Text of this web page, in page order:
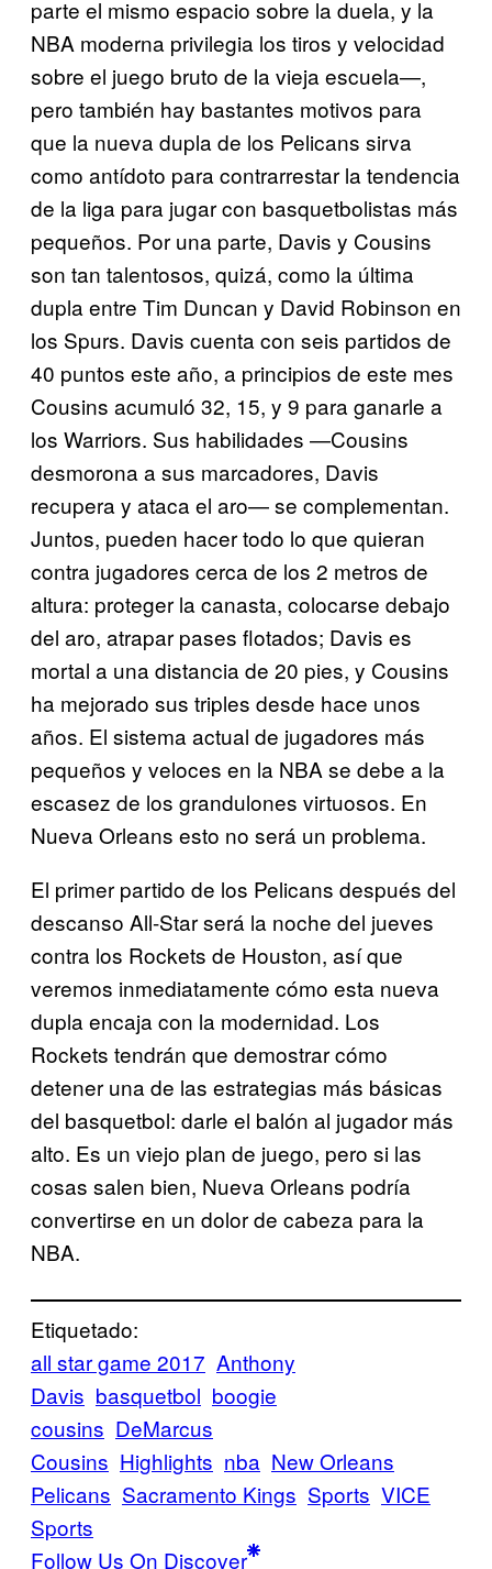
parte el mismo espacio sobre la duela, y la
NBA moderna privilegia los tiros y velocidad
sobre el juego bruto de la vieja escuela—,
pero también hay bastantes motivos para
que la nueva dupla de los Pelicans sirva
como antídoto para contrarrestar la tendencia
de la liga para jugar con basquetbolistas más
pequeños. Por una parte, Davis y Cousins
son tan talentosos, quizá, como la última
dupla entre Tim Duncan y David Robinson en
los Spurs. Davis cuenta con seis partidos de
40 puntos este año, a principios de este mes
Cousins acumuló 32, 15, y 9 para ganarle a
los Warriors. Sus habilidades —Cousins
desmorona a sus marcadores, Davis
recupera y ataca el aro— se complementan.
Juntos, pueden hacer todo lo que quieran
contra jugadores cerca de los 2 metros de
altura: proteger la canasta, colocarse debajo
del aro, atrapar pases flotados; Davis es
mortal a una distancia de 20 pies, y Cousins
ha mejorado sus triples desde hace unos
años. El sistema actual de jugadores más
pequeños y veloces en la NBA se debe a la
escasez de los grandulones virtuosos. En
Nueva Orleans esto no será un problema.
El primer partido de los Pelicans después del
descanso All-Star será la noche del jueves
contra los Rockets de Houston, así que
veremos inmediatamente cómo esta nueva
dupla encaja con la modernidad. Los
Rockets tendrán que demostrar cómo
detener una de las estrategias más básicas
del basquetbol: darle el balón al jugador más
alto. Es un viejo plan de juego, pero si las
cosas salen bien, Nueva Orleans podría
convertirse en un dolor de cabeza para la
NBA.
Etiquetado:
all star game 2017 Anthony
Davis basquetbol boogie
cousins DeMarcus
Cousins Highlights nba New Orleans
Pelicans Sacramento Kings Sports VICE
Sports
Follow Us On Discover